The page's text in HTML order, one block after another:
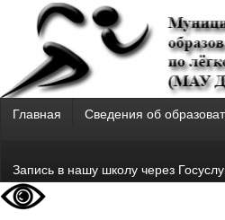
Главная Сведения об
Запись в нашу школу через